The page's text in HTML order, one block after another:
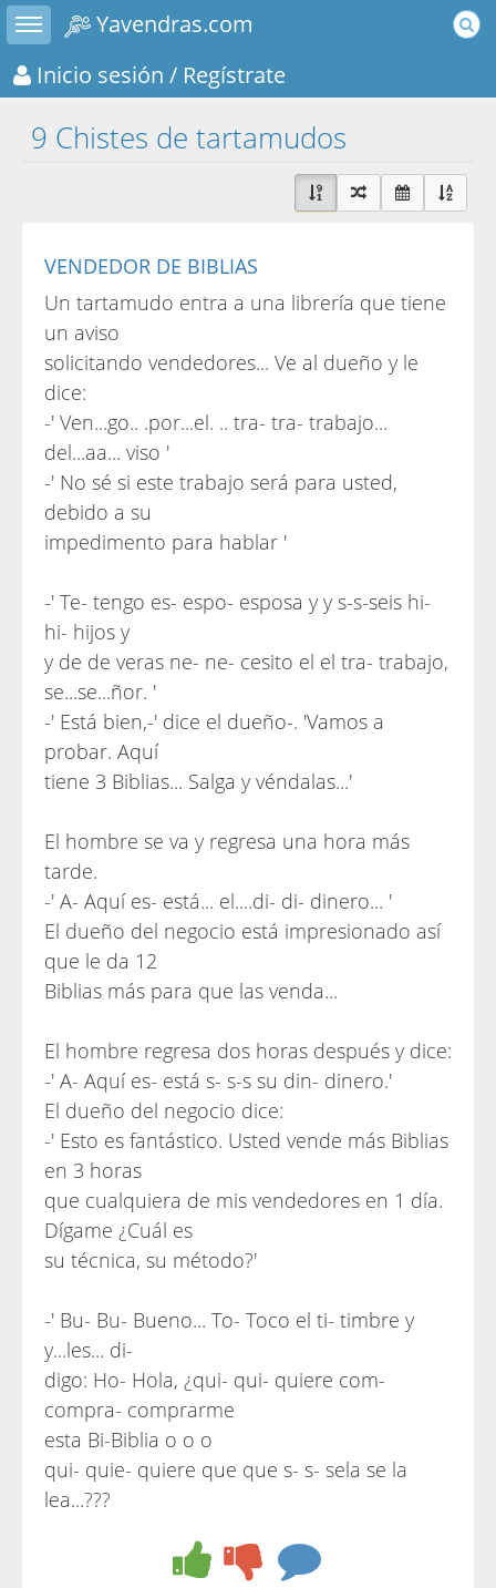
Toggle sidebar
Yavendras.com
Inicio sesión / Regístrate
9 Chistes de tartamudos
VENDEDOR DE BIBLIAS
Un tartamudo entra a una librería que tiene
un aviso
solicitando vendedores... Ve al dueño y le
dice:
-' Ven...go.. .por...el. .. tra- tra- trabajo...
del...aa... viso '
-' No sé si este trabajo será para usted,
debido a su
impedimento para hablar '
-' Te- tengo es- espo- esposa y y s-s-seis hi-
hi- hijos y
y de de veras ne- ne- cesito el el tra- trabajo,
se...se...ñor. '
-' Está bien,-' dice el dueño-. 'Vamos a
probar. Aquí
tiene 3 Biblias... Salga y véndalas...'
El hombre se va y regresa una hora más
tarde.
-' A- Aquí es- está... el....di- di- dinero... '
El dueño del negocio está impresionado así
que le da 12
Biblias más para que las venda...
El hombre regresa dos horas después y dice:
-' A- Aquí es- está s- s-s su din- dinero.'
El dueño del negocio dice:
-' Esto es fantástico. Usted vende más Biblias
en 3 horas
que cualquiera de mis vendedores en 1 día.
Dígame ¿Cuál es
su técnica, su método?'
-' Bu- Bu- Bueno... To- Toco el ti- timbre y
y...les... di-
digo: Ho- Hola, ¿qui- qui- quiere com-
compra- comprarme
esta Bi-Biblia o o o
qui- quie- quiere que que s- s- sela se la
lea...???